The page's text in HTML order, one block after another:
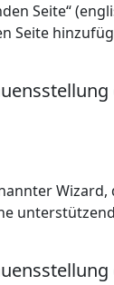
Seite“
Seite